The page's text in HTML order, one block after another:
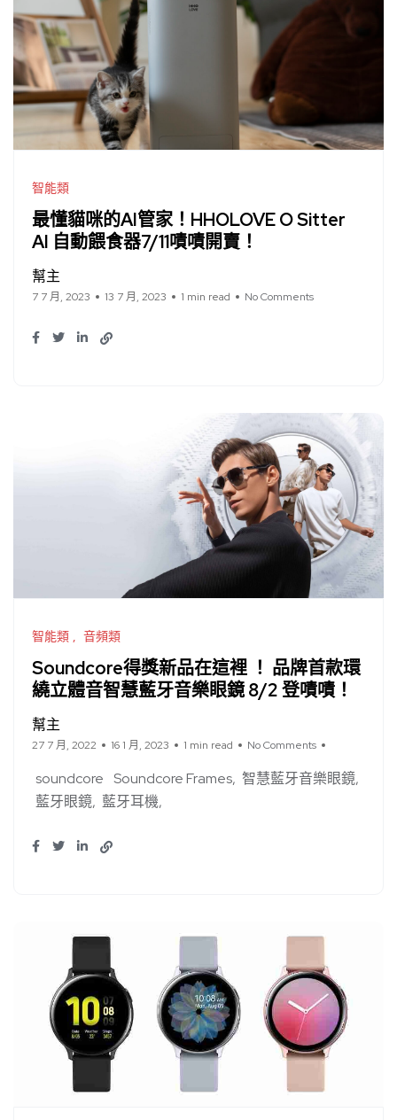
智能類
最懂貓咪的AI管家！HHOLOVE O Sitter
AI 自動餵食器7/11嘖嘖開賣！
幫主
7 7 月, 2023 13 7 月, 2023 1 min read No Comments
智能類 音頻類
Soundcore得獎新品在這裡 ！ 品牌首款環
繞立體音智慧藍牙音樂眼鏡 8/2 登嘖嘖！
幫主
27 7 月, 2022 16 1 月, 2023 1 min read No Comments
soundcore Soundcore Frames 智慧藍牙音樂眼鏡
藍牙眼鏡 藍牙耳機